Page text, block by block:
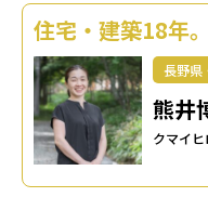
住宅・建築18年
長野県
熊井
クマイヒ